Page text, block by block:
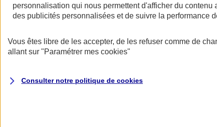
AXA Assurance
personnalisation qui nous permettent d'afficher du contenu
des publicités personnalisées et de suivre la performance
Vous êtes libre de les accepter, de les refuser comme de
allant sur "Paramétrer mes cookies"
Consulter notre politique de cookies